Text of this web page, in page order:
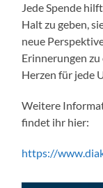
Jede Spende
Halt zu geben,
neue
Erinnerungen
Herzen für jede
Weitere
findet ihr hier:
https://